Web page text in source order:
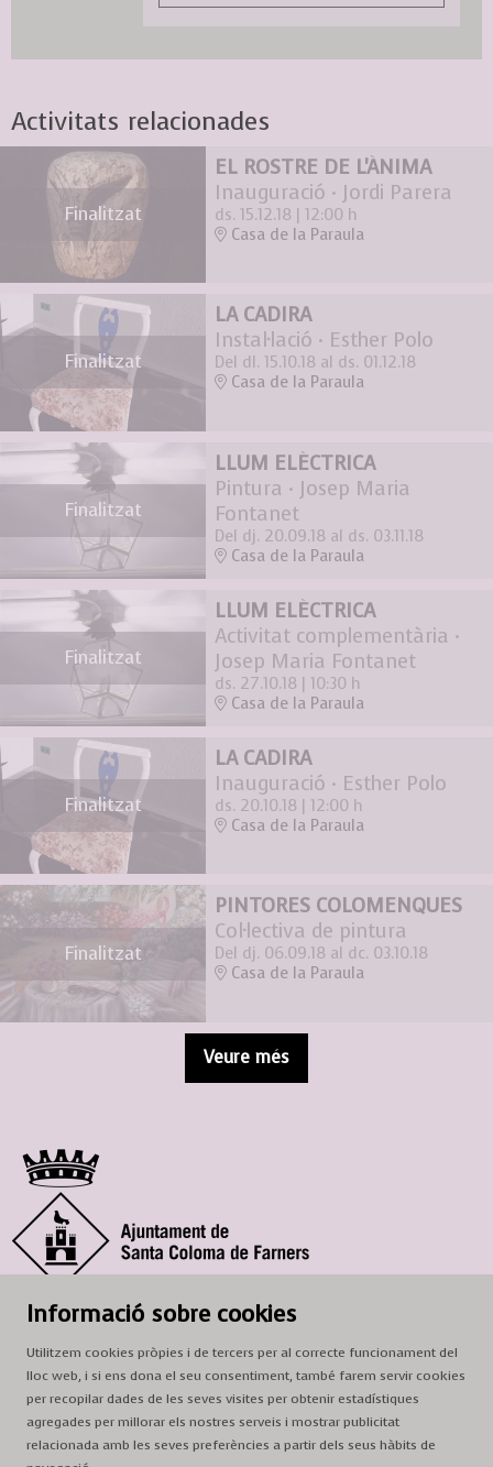
Activitats relacionades
Finalitzat
EL ROSTRE DE L'ÀNIMA
Inauguració · Jordi Parera
ds. 15.12.18 | 12:00 h
Casa de la Paraula
Finalitzat
LA CADIRA
Instal·lació · Esther Polo
Del dl. 15.10.18 al ds. 01.12.18
Casa de la Paraula
Finalitzat
LLUM ELÈCTRICA
Pintura · Josep Maria
Fontanet
Del dj. 20.09.18 al ds. 03.11.18
Casa de la Paraula
Finalitzat
LLUM ELÈCTRICA
Activitat complementària ·
Josep Maria Fontanet
ds. 27.10.18 | 10:30 h
Casa de la Paraula
Finalitzat
LA CADIRA
Inauguració · Esther Polo
ds. 20.10.18 | 12:00 h
Casa de la Paraula
Finalitzat
PINTORES COLOMENQUES
Col·lectiva de pintura
Del dj. 06.09.18 al dc. 03.10.18
Casa de la Paraula
Veure més
© Ajuntament de Santa Coloma de Farners
: de dilluns a dissabte, de 9 a 13 h.
Adreça: c. del Prat, 16, 17430 Santa Coloma de Farners
A/e:cultura@scf.cat
Informació sobre cookies
Utilitzem cookies pròpies i de tercers per al correcte funcionament del
lloc web, i si ens dona el seu consentiment, també farem servir cookies
per recopilar dades de les seves visites per obtenir estadístiques
agregades per millorar els nostres serveis i mostrar publicitat
relacionada amb les seves preferències a partir dels seus hàbits de